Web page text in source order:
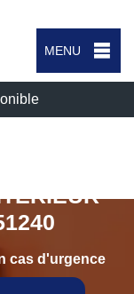
MENU
cas d'urgence